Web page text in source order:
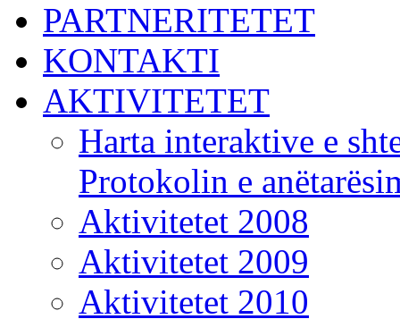
PARTNERITETET
KONTAKTI
AKTIVITETET
Harta interaktive e
Protokolin e
Aktivitetet 2008
Aktivitetet 2009
Aktivitetet 2010